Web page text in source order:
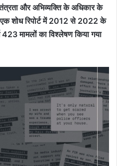
और अभिव्यक्ति के अधिकार के
एक शोध रिपोर्ट में 2012 से 2022 के
मामलों का विश्लेषण किया गया